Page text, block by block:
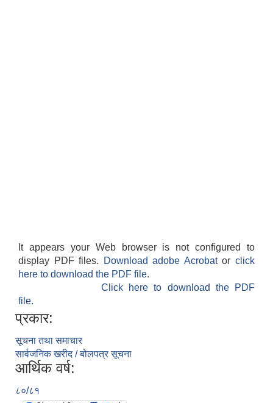
It appears your Web browser is not configured to
display PDF files.
Download adobe Acrobatorclick
here to download the PDF file.
Click here to download the PDF
file.
प्रकार:
सूचना तथा समाचार
सार्वजनिक खरीद / बोलपत्र सूचना
आर्थिक वर्ष:
८०/८१